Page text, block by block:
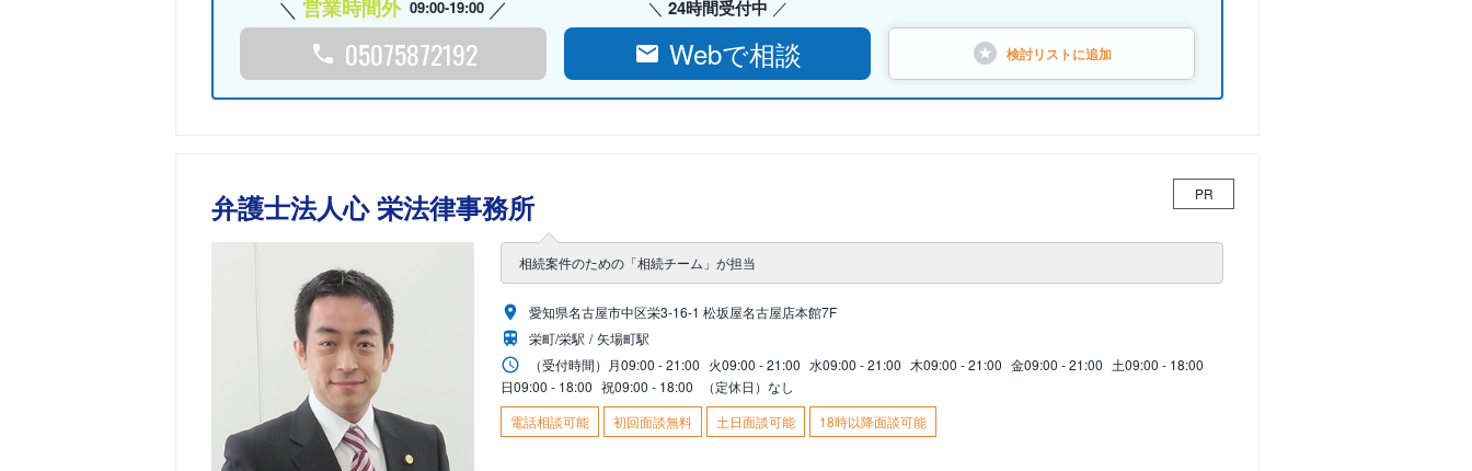
営業時間外 09:00-19:00
05075872192
24時間受付中
Webで相談 検討リストに追加
弁護士法人心 栄法律事務所 PR
相続案件のための「相続チーム」が担当
愛知県名古屋市中区栄3-16-1 松坂屋名古屋店本館7F
栄町/栄駅
矢場町駅
（受付時間） 月09:00 - 21:00 火09:00 - 21:00 水09:00 - 21:00 木09:00 - 21:00 金09:00 - 21:00 土09:00 - 18:00
日09:00 - 18:00 祝09:00 - 18:00
（定休日）なし
電話相談可能
初回面談無料 土日面談可能 18時以降面談可能